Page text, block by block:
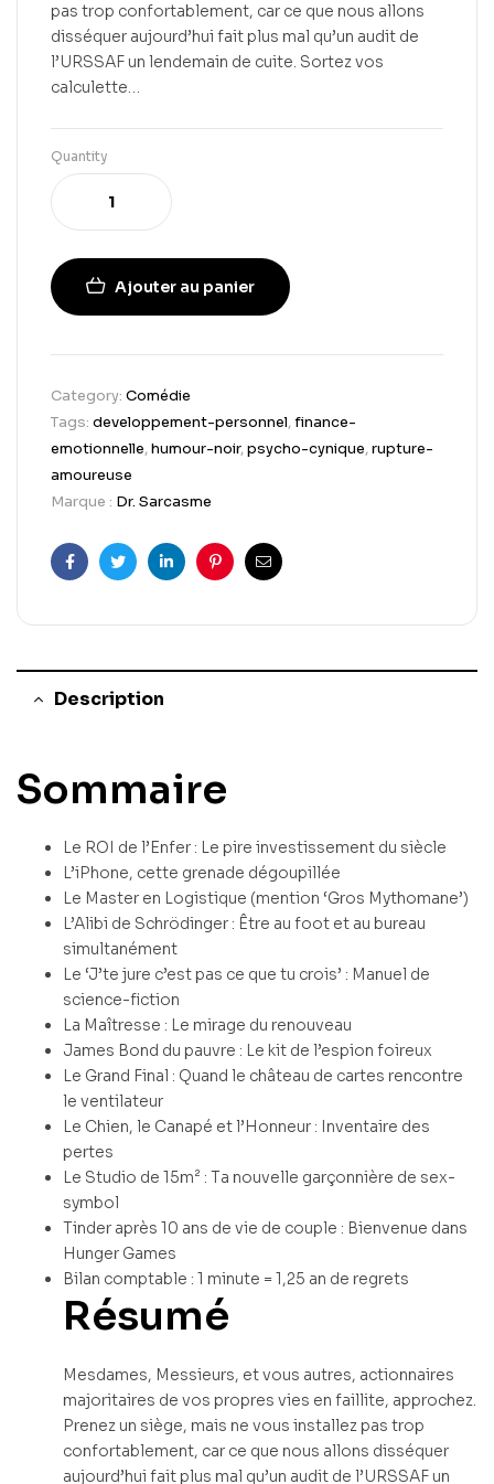
pas trop confortablement, car ce que nous allons
disséquer aujourd’hui fait plus mal qu’un audit de
l’URSSAF un lendemain de cuite. Sortez vos
calculette…
Quantity
Ajouter au panier
Category: Comédie
Tags: developpement-personnel,finance-
emotionnelle,humour-noir,psycho-cynique,rupture-
amoureuse
Marque : Dr. Sarcasme
FacebookTwitterLinkedinPinterestEmail
Description
Sommaire
Le ROI de l’Enfer : Le pire investissement du siècle
L’iPhone, cette grenade dégoupillée
Le Master en Logistique (mention ‘Gros Mythomane’)
L’Alibi de Schrödinger : Être au foot et au bureau
simultanément
Le ‘J’te jure c’est pas ce que tu crois’ : Manuel de
science-fiction
La Maîtresse : Le mirage du renouveau
James Bond du pauvre : Le kit de l’espion foireux
Le Grand Final : Quand le château de cartes rencontre
le ventilateur
Le Chien, le Canapé et l’Honneur : Inventaire des
pertes
Le Studio de 15m² : Ta nouvelle garçonnière de sex-
symbol
Tinder après 10 ans de vie de couple : Bienvenue dans
Hunger Games
Bilan comptable : 1 minute = 1,25 an de regrets
Résumé
Mesdames, Messieurs, et vous autres, actionnaires
majoritaires de vos propres vies en faillite, approchez.
Prenez un siège, mais ne vous installez pas trop
confortablement, car ce que nous allons disséquer
aujourd’hui fait plus mal qu’un audit de l’URSSAF un